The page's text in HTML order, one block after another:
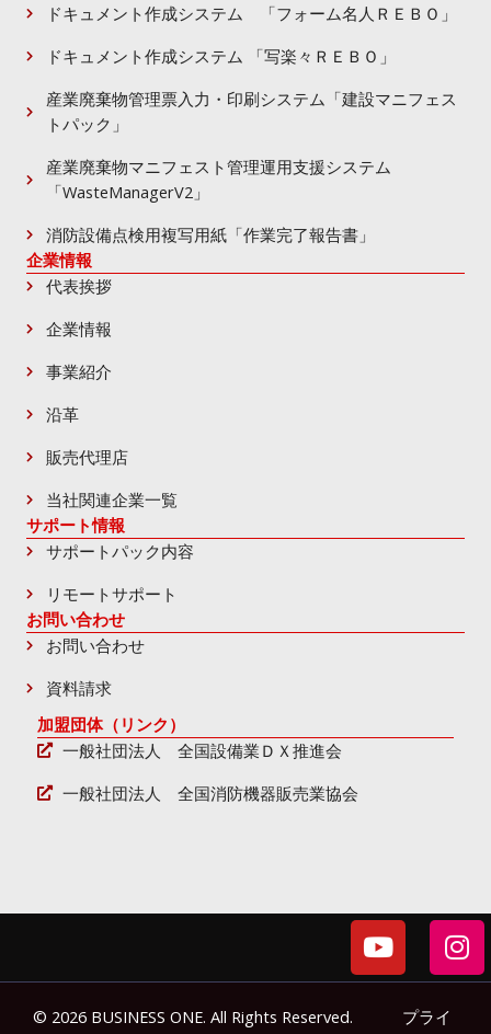
ドキュメント作成システム 「フォーム名人ＲＥＢＯ」
ドキュメント作成システム 「写楽々ＲＥＢＯ」
産業廃棄物管理票入力・印刷システム「建設マニフェス
トパック」
産業廃棄物マニフェスト管理運用支援システム
「WasteManagerV2」
消防設備点検用複写用紙「作業完了報告書」
企業情報
代表挨拶
企業情報
事業紹介
沿革
販売代理店
当社関連企業一覧
サポート情報
サポートパック内容
リモートサポート
お問い合わせ
お問い合わせ
資料請求
加盟団体（リンク）
一般社団法人 全国設備業ＤＸ推進会
一般社団法人 全国消防機器販売業協会
Y
o
u
I
n
s
© 2026 BUSINESS ONE. All Rights Reserved.
プライ